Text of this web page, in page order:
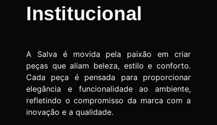
Institucional
A Salva é movida pela paixão em criar
peças que aliam beleza, estilo e conforto.
Cada peça é pensada para proporcionar
elegância e funcionalidade ao ambiente,
refletindo o compromisso da marca com a
inovação e a qualidade.